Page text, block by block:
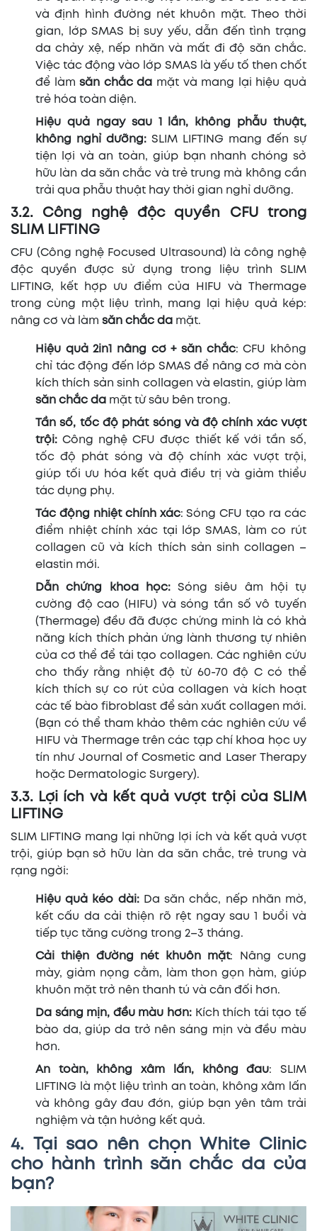
và định hình đường nét khuôn mặt. Theo thời
gian, lớp SMAS bị suy yếu, dẫn đến tình trạng
da chảy xệ, nếp nhăn và mất đi độ săn chắc.
Việc tác động vào lớp SMAS là yếu tố then chốt
để làmsăn chắc da mặt và mang lại hiệu quả
trẻ hóa toàn diện.
Hiệu quả ngay sau 1 lần, không phẫu thuật,
không nghỉ dưỡng: SLIM LIFTING mang đến sự
tiện lợi và an toàn, giúp bạn nhanh chóng sở
hữu làn da săn chắc và trẻ trung mà không cần
trải qua phẫu thuật hay thời gian nghỉ dưỡng.
3.2. Công nghệ độc quyền CFU trong
SLIM LIFTING
CFU (Công nghệ Focused Ultrasound) là công nghệ
độc quyền được sử dụng trong liệu trình SLIM
LIFTING, kết hợp ưu điểm của HIFU và Thermage
trong cùng một liệu trình, mang lại hiệu quả kép:
nâng cơ và làm săn chắc da mặt.
Hiệu quả 2in1 nâng cơ + săn chắc: CFU không
chỉ tác động đến lớp SMAS để nâng cơ mà còn
kích thích sản sinh collagen và elastin, giúp làm
săn chắc da mặt từ sâu bên trong.
Tần số, tốc độ phát sóng và độ chính xác vượt
trội:Công nghệ CFU được thiết kế với tần số,
tốc độ phát sóng và độ chính xác vượt trội,
giúp tối ưu hóa kết quả điều trị và giảm thiểu
tác dụng phụ.
Tác động nhiệt chính xác: Sóng CFU tạo ra các
điểm nhiệt chính xác tại lớp SMAS, làm co rút
collagen cũ và kích thích sản sinh collagen –
elastin mới.
Dẫn chứng khoa học:Sóng siêu âm hội tụ
cường độ cao (HIFU) và sóng tần số vô tuyến
(Thermage) đều đã được chứng minh là có khả
năng kích thích phản ứng lành thương tự nhiên
của cơ thể để tái tạo collagen. Các nghiên cứu
cho thấy rằng nhiệt độ từ 60-70 độ C có thể
kích thích sự co rút của collagen và kích hoạt
các tế bào fibroblast để sản xuất collagen mới.
(Bạn có thể tham khảo thêm các nghiên cứu về
HIFU và Thermage trên các tạp chí khoa học uy
tín như Journal of Cosmetic and Laser Therapy
hoặc Dermatologic Surgery).
3.3. Lợi ích và kết quả vượt trội của SLIM
LIFTING
SLIM LIFTING mang lại những lợi ích và kết quả vượt
trội, giúp bạn sở hữu làn da săn chắc, trẻ trung và
rạng ngời:
Hiệu quả kéo dài:Da săn chắc, nếp nhăn mờ,
kết cấu da cải thiện rõ rệt ngay sau 1 buổi và
tiếp tục tăng cường trong 2–3 tháng.
Cải thiện đường nét khuôn mặt: Nâng cung
mày, giảm nọng cằm, làm thon gọn hàm, giúp
khuôn mặt trở nên thanh tú và cân đối hơn.
Da sáng mịn, đều màu hơn: Kích thích tái tạo tế
bào da, giúp da trở nên sáng mịn và đều màu
hơn.
An toàn, không xâm lấn, không đau: SLIM
LIFTING là một liệu trình an toàn, không xâm lấn
và không gây đau đớn, giúp bạn yên tâm trải
nghiệm và tận hưởng kết quả.
4. Tại sao nên chọn White Clinic
cho hành trình săn chắc da của
bạn?